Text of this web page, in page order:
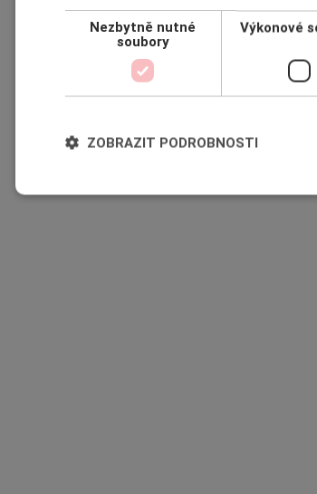
Nezbytně nutné
soubory
Výkonové
ZOBRAZIT PODROBNOSTI